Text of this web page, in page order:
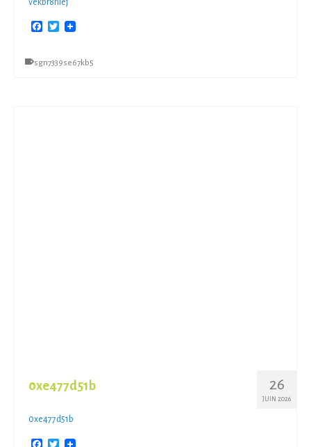
vekbr8hlej
Facebook
Twitter
sgn7339se67kb5
26
JUIN 2026
0xe477d51b
0xe477d51b
Facebook
Twitter